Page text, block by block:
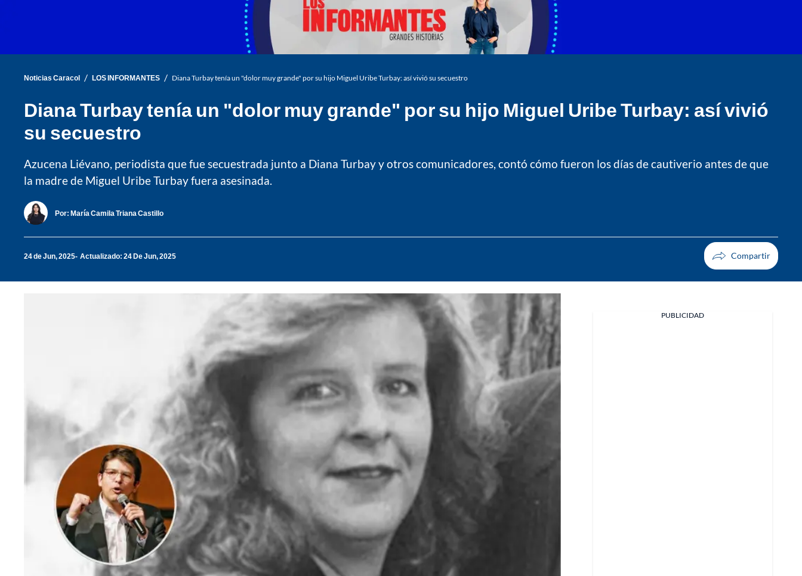
Noticias Caracol / LOS INFORMANTES / Diana Turbay tenía un "dolor muy grande" por su hijo Miguel Uribe Turbay: así vivió su secuestro
Diana Turbay tenía un "dolor muy grande" por su hijo Miguel Uribe Turbay: así vivió
su secuestro
Azucena Liévano, periodista que fue secuestrada junto a Diana Turbay y otros comunicadores, contó cómo fueron los días de cautiverio antes de que
la madre de Miguel Uribe Turbay fuera asesinada.
Por: María Camila Triana Castillo
24 de Jun, 2025 Actualizado: 24 De Jun, 2025
PUBLICIDAD